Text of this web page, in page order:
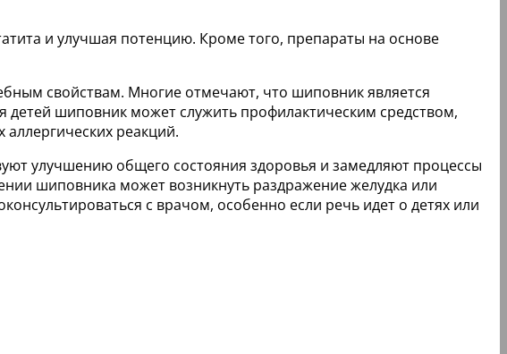
и улучшая потенцию. Кроме того, препараты на основе
свойствам. Многие отмечают, что шиповник является
детей шиповник может служить профилактическим средством,
реакций.
улучшению общего состояния здоровья и замедляют процессы
шиповника может возникнуть раздражение желудка или
с врачом, особенно если речь идет о детях или